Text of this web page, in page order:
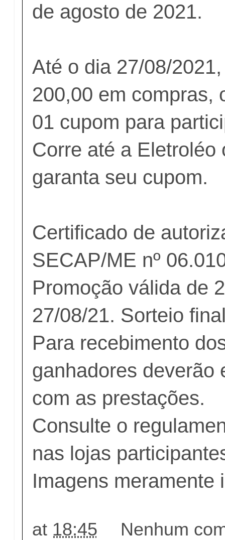
de agosto de 2021.
Até o dia 27/08/
200,00 em compras,
01 cupom para
Corre até a Eletroléo
garanta seu cupom.
Certificado de
SECAP/ME nº
Promoção válida de
27/08/21. Sorteio
Para recebimento
ganhadores deverão
com as prestações.
Consulte o
nas lojas
Imagens meramente
at 18:45 Nenhum